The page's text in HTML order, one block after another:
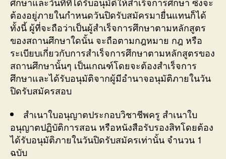
ต้องอยู่ภายในกำหนดวันปิดรับสมัครมายื่นแทนก็ได้
ทั้งนี้ ผู้ที่จะถือว่าเป็นผู้สำเร็จการศึกษาตามหลักสูตร
ของสถานศึกษาใดนั้น จะถือตามกฎหมาย กฎ หรือ
ระเบียบเกี่ยวกับการสำเร็จการศึกษาตามหลักสูตรของ
สถานศึกษานั้นๆ เป็นเกณฑ์โดยจะต้องสำเร็จการ
ศึกษาและได้รับอนุมัติจากผู้มีอำนาจอนุมัติภายในวัน
ปิดรับสมัครสอบ
สำเนาใบอนุญาตประกอบวิชาชีพครู สำเนาใบ
อนุญาตปฏิบัติการสอน หรือหนังสือรับรองสิทโดยต้อง
ได้รับอนุมัติภายในวันปิดรับสมัครเท่านั้น จำนวน 1
ฉบับ